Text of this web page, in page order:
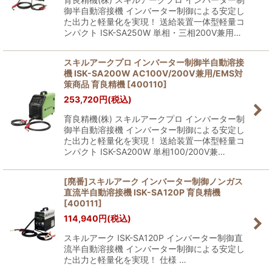
御半自動溶接機 インバーター制御による安定し
た出力と軽量化を実現！ 送給装置一体型軽量コ
ンパクト ISK-SA250W 単相・三相200V兼用…
スキルアークプロ インバーター制御半自動溶接
機 ISK-SA200W AC100V/200V兼用/EMS対
策商品 育良精機 [400110]
253,720円(税込)
育良精機(株) スキルアークプロ インバーター制
御半自動溶接機 インバーター制御による安定し
た出力と軽量化を実現！ 送給装置一体型軽量コ
ンパクト ISK-SA200W 単相100/200V兼…
[廃番]スキルアーク インバーター制御ノンガス
直流半自動溶接機 ISK-SA120P 育良精機
[400111]
114,940円(税込)
スキルアーク ISK-SA120P インバーター制御直
流半自動溶接機 インバーター制御による安定し
た出力と軽量化を実現！ 仕様 …